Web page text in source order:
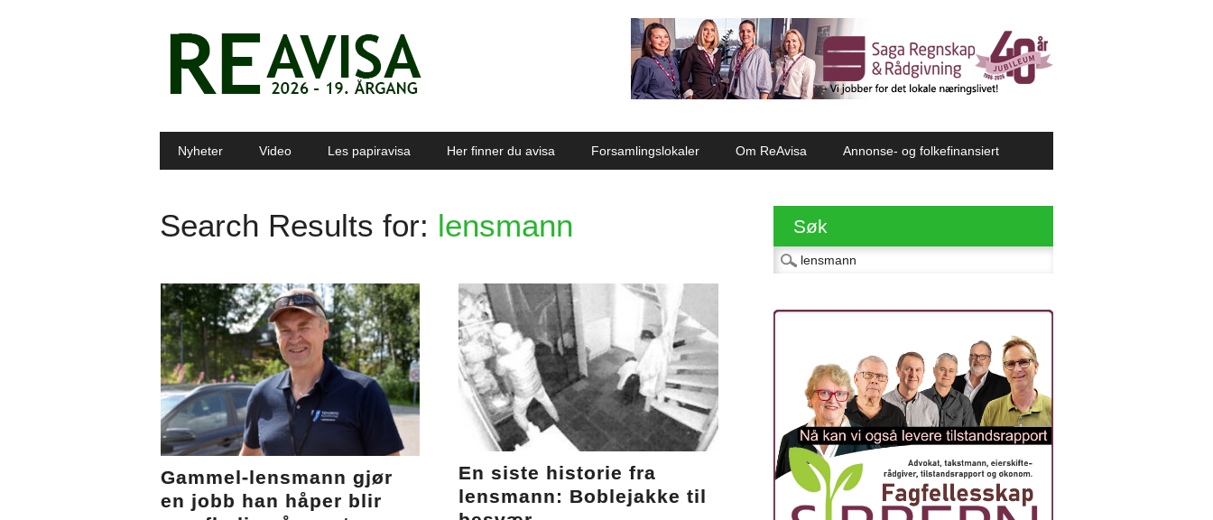
Main menu
Nyheter Video Les papiravisa Her finner du avisa Forsamlingslokaler Om ReAvisa Annonse- og folkefinansiert
Search Results for: lensmann
Gammel-lensmann gjør
en jobb han håper blir
En siste historie fra
lensmann: Boblejakke til
Søk
Søk etter: